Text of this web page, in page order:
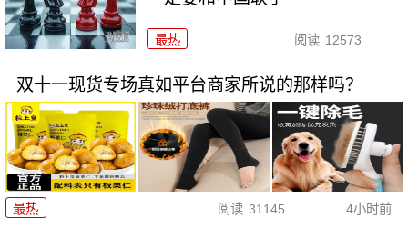
最热 阅读 12573
双十一现货专场真如平台商家所说的那样吗？
最热 阅读 31145 4小时前